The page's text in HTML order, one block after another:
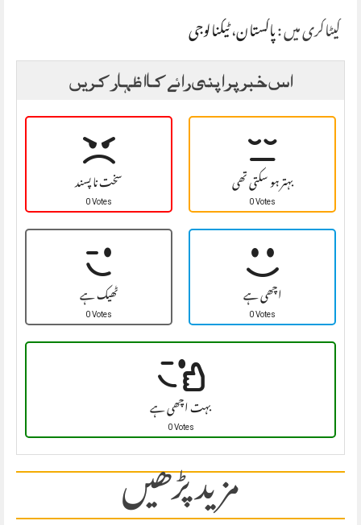
کیٹاگری میں :پاکستان،ٹیکنالوجی
اس خبر پر اپنی رائے کا اظہار کریں
سخت نا پسند
0 Votes بہتر ہو سکتی تھی
0 Votes
ٹھیک ہے
0 Votes اچھی ہے
0 Votes
بہت اچھی ہے
0 Votes
مزید پڑھیں